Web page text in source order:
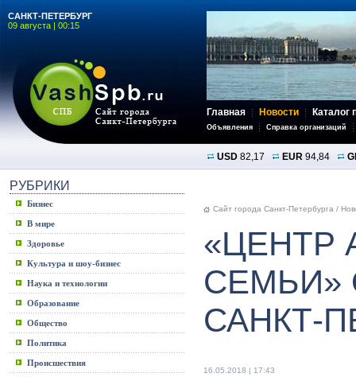
САНКТ-ПЕТЕРБУРГ
09 августа | 00:15
Главная Новости Каталог
Объявления Справка организаций
USD 82,17 EUR 94,84
РУБРИКИ
Бизнес
В мире
Здоровье
Культура и шоу-бизнес
Наука и технологии
Образование
Общество
Политика
Происшествия
Сайт города Санкт-Петербурга /
«ЦЕНТР
СЕМЬИ»
САНКТ-
16.05.2018 | 17:43